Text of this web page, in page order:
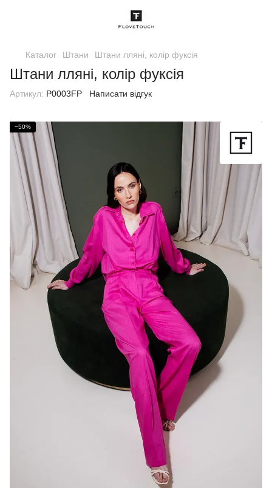
Каталог Штани Штани лляні, колір фуксія
Штани лляні, колір фуксія
Артикул: P0003FP Написати відгук
−50%